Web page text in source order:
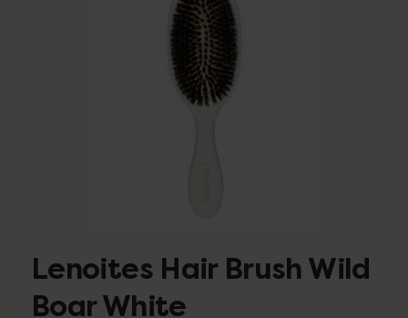
Lenoites Hair Brush Wild
Boar White